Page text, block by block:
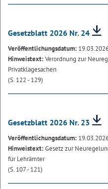
Gesetzblatt 2026 Nr. 24
Veröffentlichungsdatum:
Hinweistext:Verordnung zur
Privatklagesachen
(S. 122 - 129)
Gesetzblatt 2026 Nr. 23
Veröffentlichungsdatum:
Hinweistext:Gesetz zur
für Lehrämter
(S. 107 - 121)